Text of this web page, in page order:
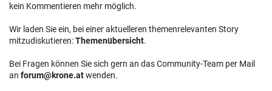
kein Kommentieren mehr möglich.
Wir laden Sie ein, bei einer aktuelleren themenrelevanten Story
mitzudiskutieren:Themenübersicht.
Bei Fragen können Sie sich gern an das Community-Team per Mail
an forum@krone.atwenden.